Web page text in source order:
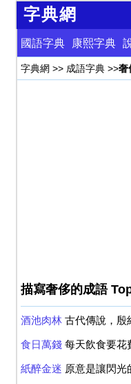
字典網
國語字典 康熙字典
字典網 >> 成語字典>>奢
描寫奢侈的成語
酒池肉林古代傳說，殷
食日萬錢每天飲食要花
紙醉金迷 原意是讓閃光